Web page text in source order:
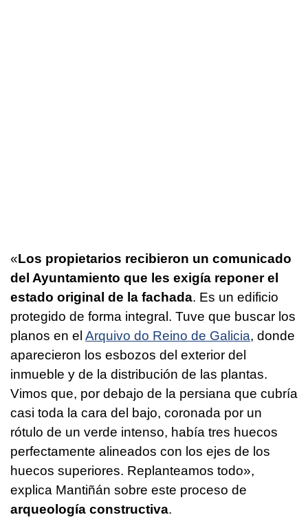
«Los propietarios recibieron un comunicado
del Ayuntamiento que les exigía reponer el
estado original de la fachada. Es un edificio
protegido de forma integral. Tuve que buscar los
planos en el Arquivo do Reino de Galicia, donde
aparecieron los esbozos del exterior del
inmueble y de la distribución de las plantas.
Vimos que, por debajo de la persiana que cubría
casi toda la cara del bajo, coronada por un
rótulo de un verde intenso, había tres huecos
perfectamente alineados con los ejes de los
huecos superiores. Replanteamos todo»,
explica Mantiñán sobre este proceso de
arqueología constructiva.